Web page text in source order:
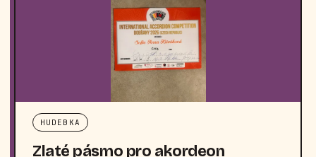
HUDEBKA
Zlaté pásmo pro akordeon